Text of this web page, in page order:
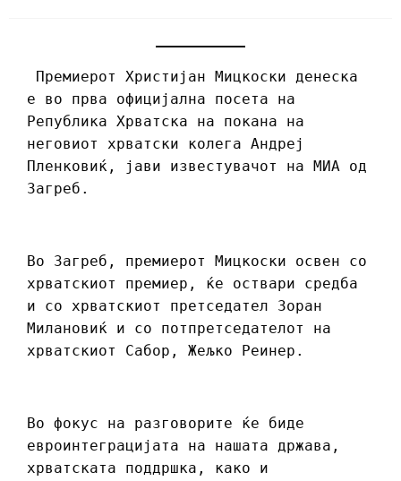
Премиерот Христијан Мицкоски денеска
е во прва официјална посета на
Република Хрватска на покана на
неговиот хрватски колега Андреј
Пленковиќ, јави известувачот на МИА од
Загреб.
Во Загреб, премиерот Мицкоски освен со
хрватскиот премиер, ќе оствари средба
и со хрватскиот претседател Зоран
Милановиќ и со потпретседателот на
хрватскиот Сабор, Жељко Реинер.
Во фокус на разговорите ќе биде
евроинтеграцијата на нашата држава,
хрватската поддршка, како и